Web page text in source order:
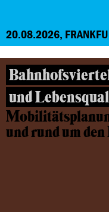
20.08.2026,
und
und rund um